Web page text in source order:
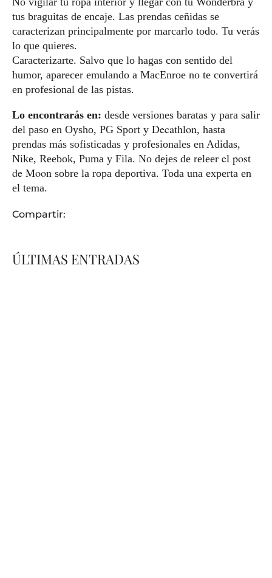
tus braguitas de encaje. Las prendas ceñidas se
caracterizan principalmente por marcarlo todo. Tu verás
lo que quieres.
Caracterizarte. Salvo que lo hagas con sentido del
humor, aparecer emulando a MacEnroe no te convertirá
en profesional de las pistas.
Lo encontrarás en: desde versiones baratas y para salir
del paso en Oysho, PG Sport y Decathlon, hasta
prendas más sofisticadas y profesionales en Adidas,
Nike, Reebok, Puma y Fila. No dejes de releer el post
de Moon sobre la ropa deportiva. Toda una experta en
el tema.
Compartir:
ÚLTIMAS ENTRADAS